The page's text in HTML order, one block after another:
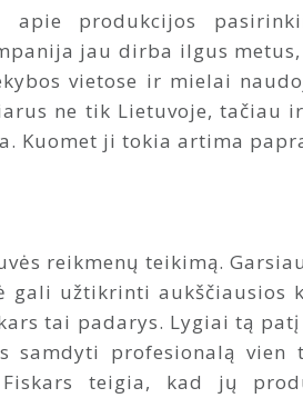
apie produkcijos
jau dirba ilgus
vietose ir mielai
ne tik Lietuvoje, tačiau
Kuomet ji tokia artima
reikmenų teikimą.
užtikrinti aukščiausios
tai padarys. Lygiai tą
samdyti profesionalą
teigia, kad jų